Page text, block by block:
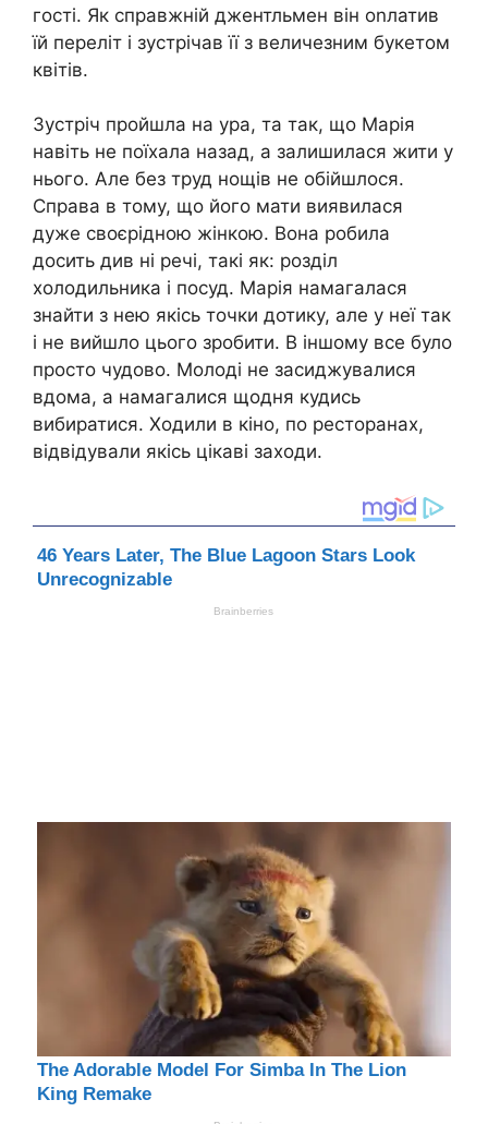
гості. Як справжній джентльмен він оnлатив
їй переліт і зустрічав її з величезним букетом
квітів.
Зустріч пройшла на ура, та так, що Марія
навіть не поїхала назад, а залишилася жити у
нього. Але без труд нощів не обійшлося.
Справа в тому, що його мати виявилася
дуже своєрідною жінкою. Вона робила
досить див ні речі, такі як: розділ
холодильника і посуд. Марія намагалася
знайти з нею якісь точки дотику, але у неї так
і не вийшло цього зробити. В іншому все було
просто чудово. Молоді не засиджувалися
вдома, а намагалися щодня кудись
вибиратися. Ходили в кіно, по ресторанах,
відвідували якісь цікаві заходи.